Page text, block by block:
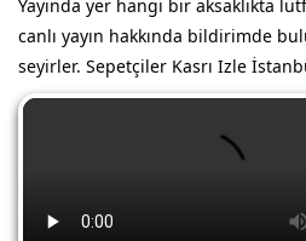
Yayında yer hangi bir aksaklıkta
canlı yayın hakkında bildirimde
seyirler. Sepetçiler Kasrı Izle